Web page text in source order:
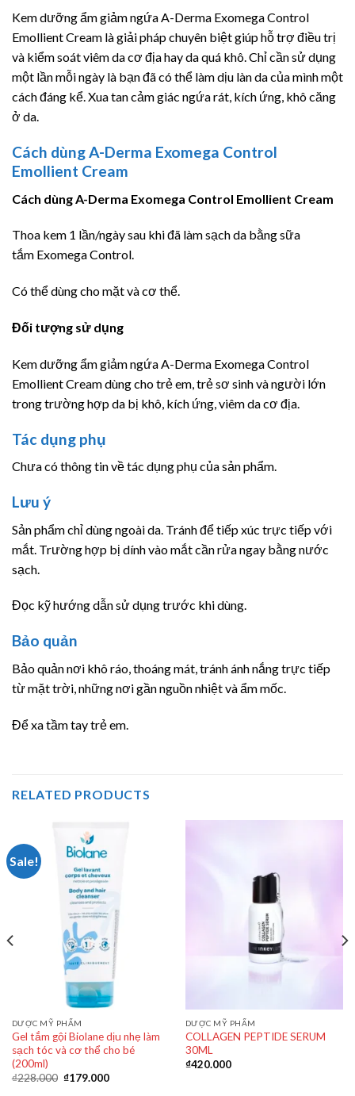
Kem dưỡng ẩm giảm ngứa A-Derma Exomega Control
Emollient Cream là giải pháp chuyên biệt giúp hỗ trợ điều trị
và kiểm soát viêm da cơ địa hay da quá khô. Chỉ cần sử dụng
một lần mỗi ngày là bạn đã có thể làm dịu làn da của mình một
cách đáng kể. Xua tan cảm giác ngứa rát, kích ứng, khô căng
ở da.
Cách dùng A-Derma Exomega Control
Emollient Cream
Cách dùng A-Derma Exomega Control Emollient Cream
Thoa kem 1 lần/ngày sau khi đã làm sạch da bằng sữa
tắm Exomega Control.
Có thể dùng cho mặt và cơ thể.
Đối tượng sử dụng
Kem dưỡng ẩm giảm ngứa A-Derma Exomega Control
Emollient Cream dùng cho trẻ em, trẻ sơ sinh và người lớn
trong trường hợp da bị khô, kích ứng, viêm da cơ địa.
Tác dụng phụ
Chưa có thông tin về tác dụng phụ của sản phẩm.
Lưu ý
Sản phẩm chỉ dùng ngoài da. Tránh để tiếp xúc trực tiếp với
mắt. Trường hợp bị dính vào mắt cần rửa ngay bằng nước
sạch.
Đọc kỹ hướng dẫn sử dụng trước khi dùng.
Bảo quản
Bảo quản nơi khô ráo, thoáng mát, tránh ánh nắng trực tiếp
từ mặt trời, những nơi gần nguồn nhiệt và ẩm mốc.
Để xa tầm tay trẻ em.
RELATED PRODUCTS
Sale!
DƯỢC MỸ PHẨM
Gel tắm gội Biolane dịu nhẹ làm
sạch tóc và cơ thể cho bé
(200ml)
₫228.000 ₫179.000
DƯỢC MỸ PHẨM
COLLAGEN PEPTIDE SERUM
30ML
₫420.000